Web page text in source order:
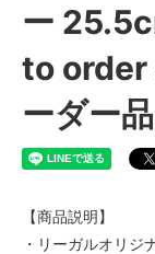
ー
to order
ーダー
【商品説明】
・リーガルオリジ